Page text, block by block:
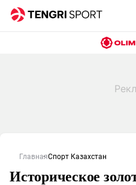
ГлавнаяСпорт Казахстан
Историческое